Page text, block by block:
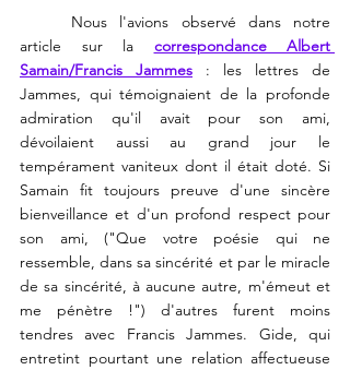
Nous l'avions observé dans notre
article sur la correspondance Albert
Samain/Francis Jammes : les lettres de
Jammes, qui témoignaient de la profonde
admiration qu'il avait pour son ami,
dévoilaient aussi au grand jour le
tempérament vaniteux dont il était doté. Si
Samain fit toujours preuve d'une sincère
bienveillance et d'un profond respect pour
son ami, ("Que votre poésie qui ne
ressemble, dans sa sincérité et par le miracle
de sa sincérité, à aucune autre, m'émeut et
me pénètre !") d'autres furent moins
tendres avec Francis Jammes. Gide, qui
entretint pourtant une relation affectueuse